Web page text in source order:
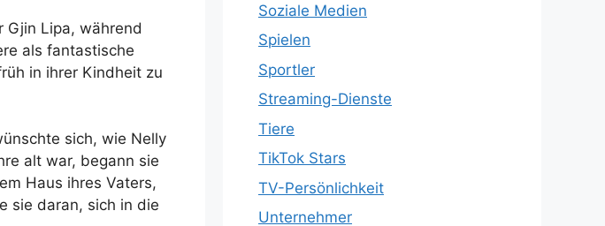
Gjin Lipa, während
als fantastische
in ihrer Kindheit zu
sich, wie Nelly
alt war, begann sie
Haus ihres Vaters,
sie daran, sich in die
Soziale Medien
Spielen
Sportler
Streaming-Dienste
Tiere
TikTok Stars
TV-Persönlichkeit
Unternehmer